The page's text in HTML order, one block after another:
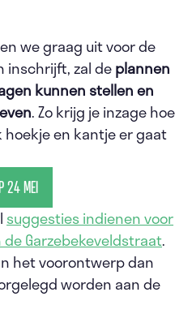
we graag uit voor de
inschrijft, zal deplannen
kunnen stellen en
. Zo krijg je inzage hoe
hoekje en kantje er gaat
24 MEI
suggesties indienen voor
Garzebekeveldstraat.
het voorontwerp dan
worden aan de